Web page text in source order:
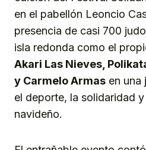
en el pabellón Leoncio
presencia de casi 700
isla redonda como el
Akari Las Nieves,
y Carmelo Armas en una
el deporte, la solidaridad
navideño.